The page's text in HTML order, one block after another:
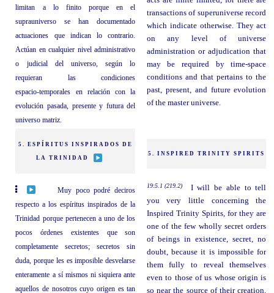
limitan a lo finito porque en el
suprauniverso se han documentado
actuaciones que indican lo contrario.
Actúan en cualquier nivel administrativo
o judicial del universo, según lo
requieran las condiciones
espacio‑temporales en relación con la
evolución pasada, presente y futura del
universo matriz.
transactions of superuniverse record
which indicate otherwise. They act
on any level of universe
administration or adjudication that
may be required by time-space
conditions and that pertains to the
past, present, and future evolution
of the master universe.
5. ESPÍRITUS INSPIRADOS DE
LA TRINIDAD
5. INSPIRED TRINITY SPIRITS
Muy poco podré deciros
respecto a los espíritus inspirados de la
Trinidad porque pertenecen a uno de los
pocos órdenes existentes que son
completamente secretos; secretos sin
duda, porque les es imposible desvelarse
enteramente a sí mismos ni siquiera ante
aquellos de nosotros cuyo origen es tan
19:5.1 (219.2)
I will be able to tell
you very little concerning the
Inspired Trinity Spirits, for they are
one of the few wholly secret orders
of beings in existence, secret, no
doubt, because it is impossible for
them fully to reveal themselves
even to those of us whose origin is
so near the source of their creation.